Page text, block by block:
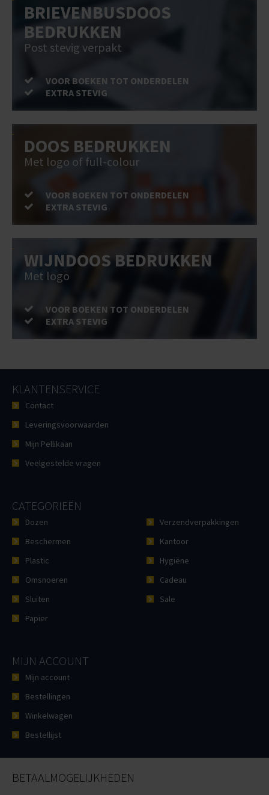
BRIEVENBUSDOOS
BEDRUKKEN
Post stevig verpakt
VOOR BOEKEN TOT ONDERDELEN
EXTRA STEVIG
DOOS BEDRUKKEN
Met logo of full-colour
VOOR BOEKEN TOT ONDERDELEN
EXTRA STEVIG
WIJNDOOS BEDRUKKEN
Met logo
VOOR BOEKEN TOT ONDERDELEN
EXTRA STEVIG
KLANTENSERVICE
Contact
Leveringsvoorwaarden
Mijn Pellikaan
Veelgestelde vragen
CATEGORIEËN
Dozen
Beschermen
Plastic
Omsnoeren
Sluiten
Papier
Verzendverpakkingen
Kantoor
Hygiëne
Cadeau
Sale
MIJN ACCOUNT
Mijn account
Bestellingen
Winkelwagen
Bestellijst
BETAALMOGELIJKHEDEN